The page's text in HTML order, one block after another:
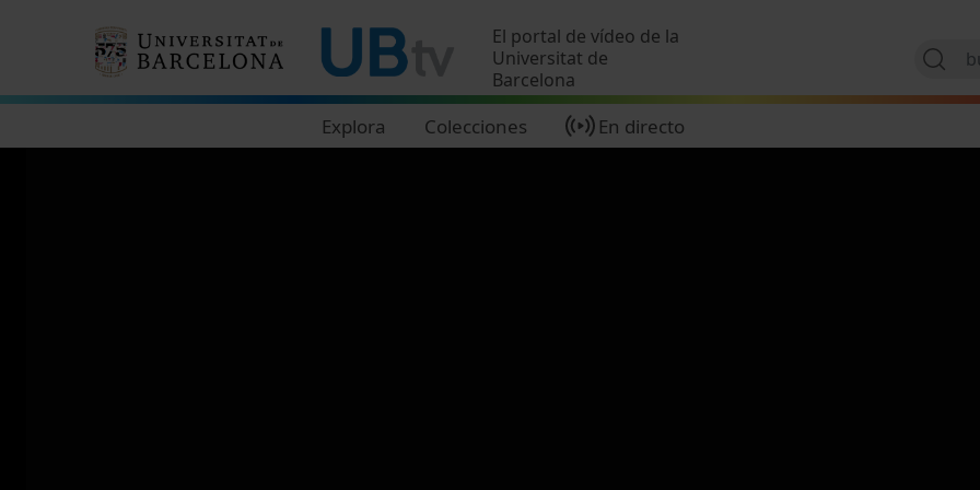
El portal de vídeo de la
Universitat de
Barcelona
Explora Colecciones En directo